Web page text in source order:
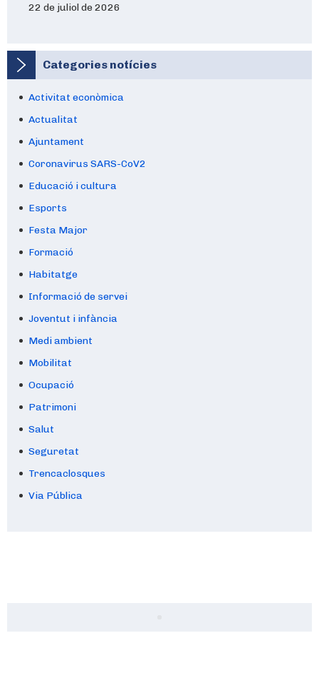
22 de juliol de 2026
Categories notícies
Activitat econòmica
Actualitat
Ajuntament
Coronavirus SARS-CoV2
Educació i cultura
Esports
Festa Major
Formació
Habitatge
Informació de servei
Joventut i infància
Medi ambient
Mobilitat
Ocupació
Patrimoni
Salut
Seguretat
Trencaclosques
Via Pública